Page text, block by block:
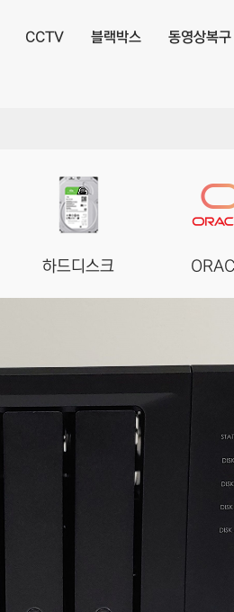
CCTV 블랙박스 동영상복구
하드디스크